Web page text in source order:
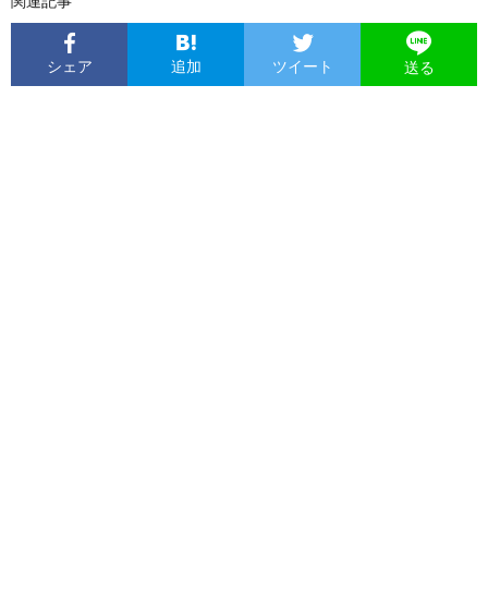
シェア 追加 ツイート 送る